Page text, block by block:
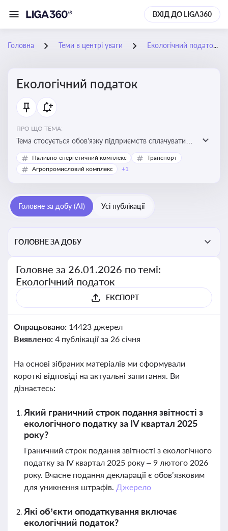
ВХІД ДО LIGA360
Головна Теми в центрі уваги Екологічний податок
Екологічний податок
ПРО ЩО ТЕМА:
Тема стосується обов’язку підприємств сплачувати
екологічний податок за забруднення довкілля. Вона
важлива для екологічного контролю бізнесу,
Паливно-енергетичний комплекс
Транспорт
Агропромисловий комплекс
+1
Головне за добу (AI) Усі публікації
ГОЛОВНЕ ЗА ДОБУ
Головне за 26.01.2026 по темі:
Екологічний податок
ЕКСПОРТ
Опрацьовано: 14423 джерел
Виявлено: 4 публікації за 26 січня
На основі зібраних матеріалів ми сформували
короткі відповіді на актуальні запитання. Ви
дізнаєтесь:
Який граничний строк подання звітності з
екологічного податку за IV квартал 2025
року?
Граничний строк подання звітності з екологічного
податку за IV квартал 2025 року – 9 лютого 2026
року. Вчасне подання декларації є обов’язковим
для уникнення штрафів. Джерело
Які об’єкти оподаткування включає
екологічний податок?